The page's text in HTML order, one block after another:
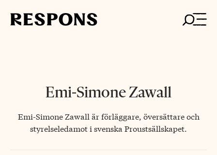
Emi-Simone Zawall
Emi-Simone Zawall är förläggare, översättare och
styrelseledamot i svenska Proustsällskapet.